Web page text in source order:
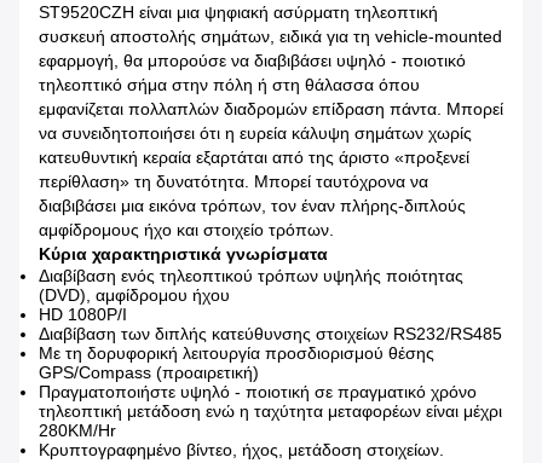
ST9520CZH είναι μια ψηφιακή ασύρματη τηλεοπτική
συσκευή αποστολής σημάτων, ειδικά για τη vehicle-mounted
εφαρμογή, θα μπορούσε να διαβιβάσει υψηλό - ποιοτικό
τηλεοπτικό σήμα στην πόλη ή στη θάλασσα όπου
εμφανίζεται πολλαπλών διαδρομών επίδραση πάντα. Μπορεί
να συνειδητοποιήσει ότι η ευρεία κάλυψη σημάτων χωρίς
κατευθυντική κεραία εξαρτάται από της άριστο «προξενεί
περίθλαση» τη δυνατότητα. Μπορεί ταυτόχρονα να
διαβιβάσει μια εικόνα τρόπων, τον έναν πλήρης-διπλούς
αμφίδρομους ήχο και στοιχείο τρόπων.
Κύρια χαρακτηριστικά γνωρίσματα
Διαβίβαση ενός τηλεοπτικού τρόπων υψηλής ποιότητας
(DVD), αμφίδρομου ήχου
HD 1080P/I
Διαβίβαση των διπλής κατεύθυνσης στοιχείων RS232/RS485
Με τη δορυφορική λειτουργία προσδιορισμού θέσης
GPS/Compass (προαιρετική)
Πραγματοποιήστε υψηλό - ποιοτική σε πραγματικό χρόνο
τηλεοπτική μετάδοση ενώ η ταχύτητα μεταφορέων είναι μέχρι
280KM/Hr
Κρυπτογραφημένο βίντεο, ήχος, μετάδοση στοιχείων.